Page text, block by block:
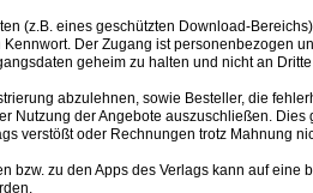
(z.B. eines geschützten Download-
Der Zugang ist personenbezogen
geheim zu halten und nicht an
abzulehnen, sowie Besteller, die
Nutzung der Angebote auszuschließen. Dies
verstößt oder Rechnungen trotz Mahnung
bzw. zu den Apps des Verlags kann auf eine